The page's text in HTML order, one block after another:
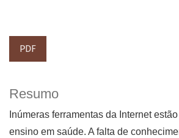
PDF
Resumo
Inúmeras ferramentas da Internet
ensino em saúde. A falta de